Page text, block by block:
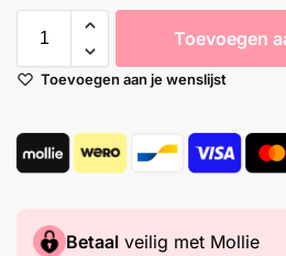
Toevoegen
Toevoegen aan je wenslijst
Betaal veilig met Mollie